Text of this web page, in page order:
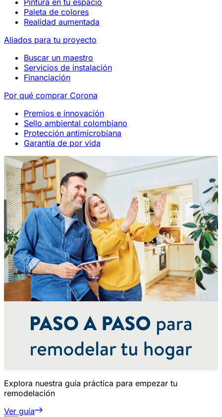
Pintura en tu espacio
Paleta de colores
Realidad aumentada
Aliados para tu proyecto
Buscar un maestro
Servicios de instalación
Financiación
Por qué comprar Corona
Premios e innovación
Sello ambiental colombiano
Protección antimicrobiana
Garantía de por vida
Explora nuestra guía práctica para empezar tu
remodelación
Ver guía